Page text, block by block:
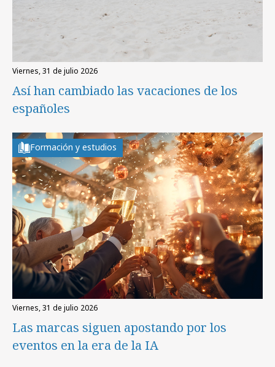
viernes, 31 de julio 2026
Así han cambiado las vacaciones de los
españoles
Formación y estudios
viernes, 31 de julio 2026
Las marcas siguen apostando por los
eventos en la era de la IA